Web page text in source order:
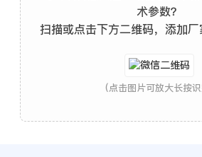
术参数？
扫描或点击下方二维码，添加厂
(点击图片可放大长按